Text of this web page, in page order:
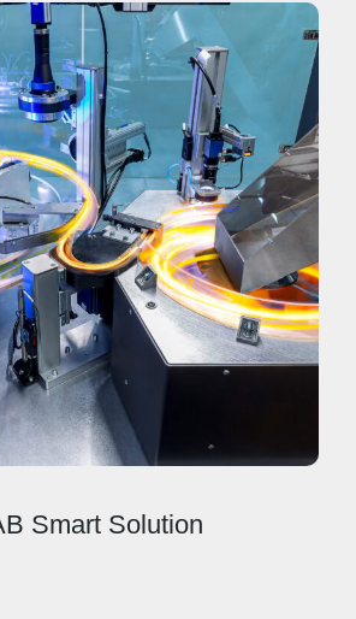
Smart Solution